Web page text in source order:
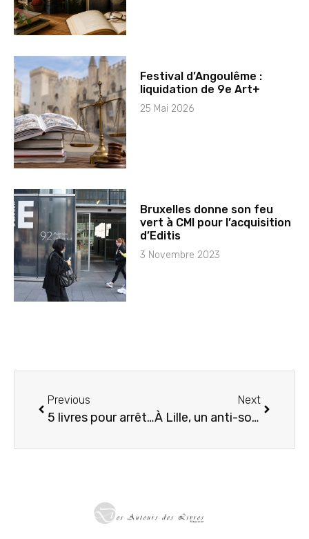
Festival d’Angoulême :
liquidation de 9e Art+
25 Mai 2026
Bruxelles donne son feu
vert à CMI pour l’acquisition
d’Editis
3 Novembre 2023
Previous
5 livres pour arrêter de fumer efficacement et durablement
Next
À Lille, un anti-sommet de l’IA dénonce une technologie imposée « à marche forcée »